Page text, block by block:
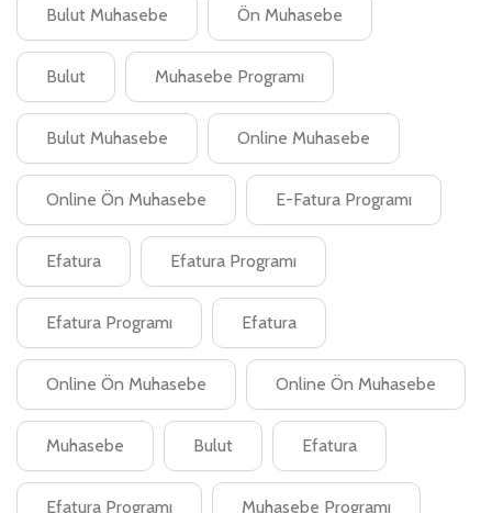
Bulut Muhasebe Ön Muhasebe
Bulut Muhasebe Programı
Bulut Muhasebe Online Muhasebe
Online Ön Muhasebe E-Fatura Programı
Efatura Efatura Programı
Efatura Programı Efatura
Online Ön Muhasebe Online Ön Muhasebe
Muhasebe Bulut Efatura
Efatura Programı Muhasebe Programı